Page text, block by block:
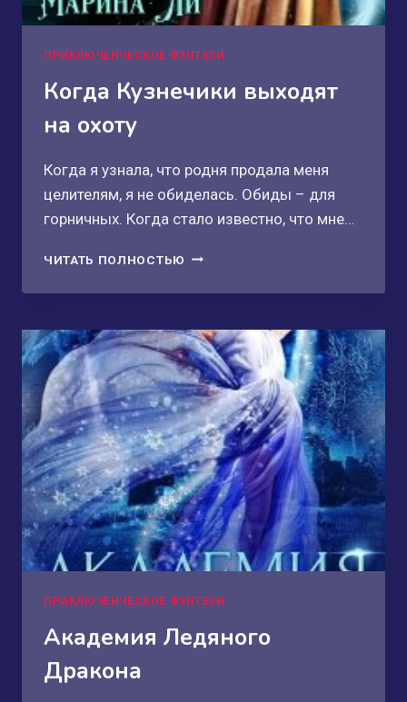
ПРИКЛЮЧЕНЧЕСКОЕ ФЭНТЕЗИ
Когда Кузнечики выходят
на охоту
Когда я узнала, что родня продала меня
целителям, я не обиделась. Обиды – для
горничных. Когда стало известно, что мне…
ЧИТАТЬ ПОЛНОСТЬЮ КОГДА
ВЫХОДЯТ
ОХОТУ
ПРИКЛЮЧЕНЧЕСКОЕ ФЭНТЕЗИ
Академия Ледяного
Дракона